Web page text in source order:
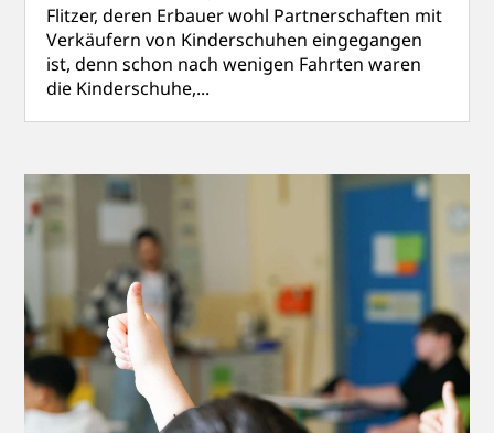
Flitzer, deren Erbauer wohl Partnerschaften mit
Verkäufern von Kinderschuhen eingegangen
ist, denn schon nach wenigen Fahrten waren
die Kinderschuhe,...